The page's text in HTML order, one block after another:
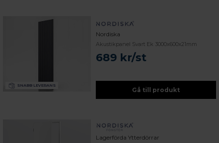
SNABB LEVERANS
Nordiska
Akustikpanel Svart Ek 3000x600x21mm
689 kr/st
Gå till produkt
Lagerförda Ytterdörrar